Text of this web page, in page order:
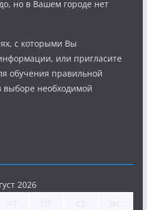
но в Вашем городе нет
с которыми Вы
или пригласите
обучения правильной
необходимой
2026